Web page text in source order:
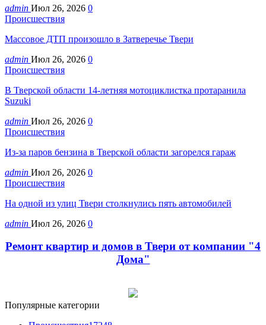
admin Июл 26, 2026 0
Происшествия
Массовое ДТП произошло в Затверечье Твери
admin Июл 26, 2026 0
Происшествия
В Тверской области 14-летняя мотоциклистка протаранила
Suzuki
admin Июл 26, 2026 0
Происшествия
Из-за паров бензина в Тверской области загорелся гараж
admin Июл 26, 2026 0
Происшествия
На одной из улиц Твери столкнулись пять автомобилей
admin Июл 26, 2026 0
Ремонт квартир и домов в Твери от компании "4
Дома"
Популярные категории